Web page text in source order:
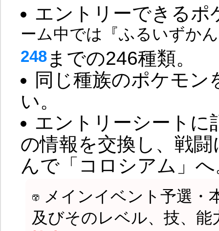
エントリーできるポ
ーム中では『ふるいずか
248までの246種類。
同じ種族のポケモン
い。
エントリーシートに
の情報を交換し、戦
んで「コロシアム」
メインイベント予選・
及びそのレベル、技、能